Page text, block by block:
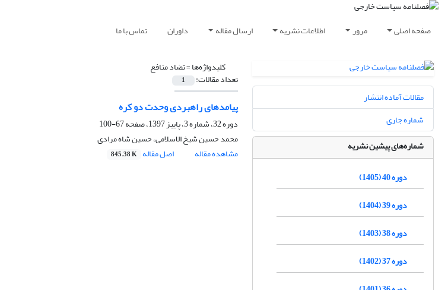
صفحه اصلی مرور اطلاعات نشریه ارسال مقاله داوران تماس با ما
کلیدواژه‌ها =تضاد منافع
تعداد مقالات: 1
پیامدهای راهبردی وحدت دو کره
دوره 32، شماره 3، پاییز 1397، صفحه
67-100
محمد حسین شیخ الاسلامی، حسین شاه مرادی
مشاهده مقاله
اصل مقاله 845.38 K
مقالات آماده انتشار
شماره جاری
شماره‌های پیشین نشریه
دوره 40 (1405)
دوره 39 (1404)
دوره 38 (1403)
دوره 37 (1402)